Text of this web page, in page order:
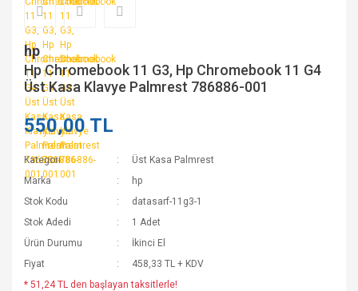
hp
Hp Chromebook 11 G3, Hp Chromebook 11 G4
Üst Kasa Klavye Palmrest 786886-001
550,00 TL
Kategori
Üst Kasa Palmrest
Marka
hp
Stok Kodu
datasarf-11g3-1
Stok Adedi
1 Adet
Ürün Durumu
İkinci El
Fiyat
458,33 TL + KDV
* 51,24 TL den başlayan taksitlerle!